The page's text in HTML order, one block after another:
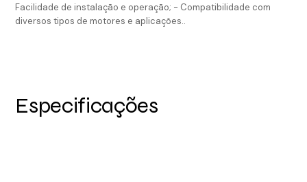
Facilidade de instalação e operação; - Compatibilidade com
diversos tipos de motores e aplicações..
Especificações